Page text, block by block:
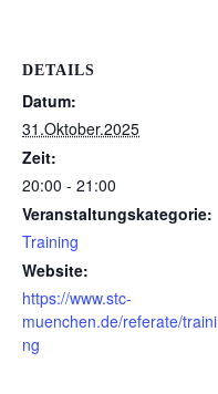
DETAILS
Datum:
31.Oktober.2025
Zeit:
20:00 - 21:00
Veranstaltungskategorie:
Training
Website:
https://www.stc-
muenchen.de/referate/traini
ng